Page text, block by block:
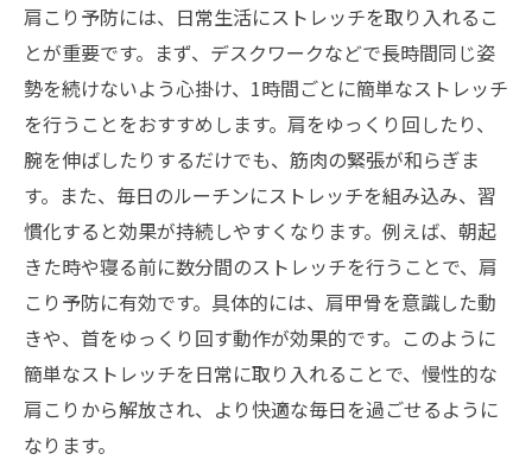
効果を高めるためのストレッチリズム
肩こり解消のためのオーダーメイドストレ
ッチ
東京都杉並区永福で肩こり解消ストレッチを日
常生活に取り入れる方法
肩こり改善のためのストレッチ習慣化テク
ニック
日常生活でのストレッチポイントと注意点
肩こりを防ぐためのストレッチとエクササ
イズの組み合わせ
忙しい人のための肩こり解消ストレッチ
肩こり予防には、日常生活にストレッチを取り入れるこ
とが重要です。まず、デスクワークなどで長時間同じ姿
勢を続けないよう心掛け、1時間ごとに簡単なストレッチ
を行うことをおすすめします。肩をゆっくり回したり、
腕を伸ばしたりするだけでも、筋肉の緊張が和らぎま
す。また、毎日のルーチンにストレッチを組み込み、習
慣化すると効果が持続しやすくなります。例えば、朝起
きた時や寝る前に数分間のストレッチを行うことで、肩
こり予防に有効です。具体的には、肩甲骨を意識した動
きや、首をゆっくり回す動作が効果的です。このように
簡単なストレッチを日常に取り入れることで、慢性的な
肩こりから解放され、より快適な毎日を過ごせるように
なります。